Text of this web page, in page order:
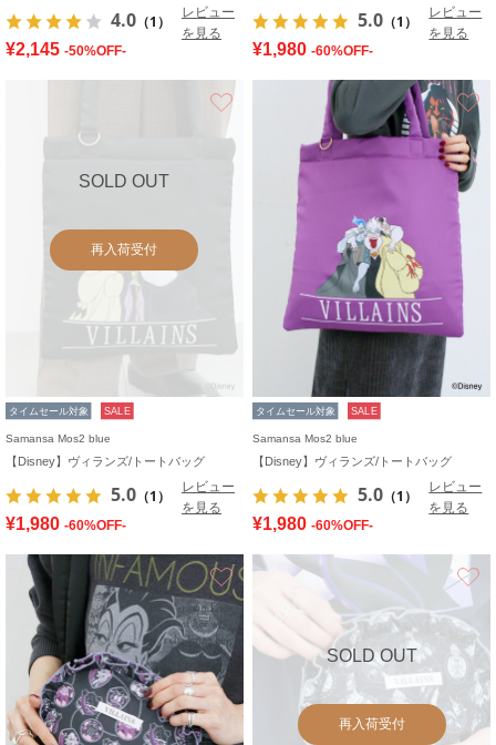
4.0 （1）
レビュー
を見る
¥2,145 -50%OFF-
5.0 （1）
レビュー
を見る
¥1,980 -60%OFF-
SOLD OUT
再入荷受付
タイムセール対象 SALE
Samansa Mos2 blue
【Disney】ヴィランズ/トートバッグ
5.0 （1）
レビュー
を見る
¥1,980 -60%OFF-
タイムセール対象 SALE
Samansa Mos2 blue
【Disney】ヴィランズ/トートバッグ
5.0 （1）
レビュー
を見る
¥1,980 -60%OFF-
お気に入り
SOLD OUT
再入荷受付